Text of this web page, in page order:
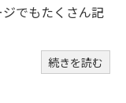
でもたくさん記
続きを読む